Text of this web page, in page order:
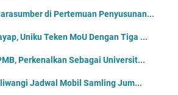
di Pertemuan Penyusunan...
Uniku Teken MoU Dengan Tiga ...
Perkenalkan Sebagai Universit...
Jadwal Mobil Samling Jum...